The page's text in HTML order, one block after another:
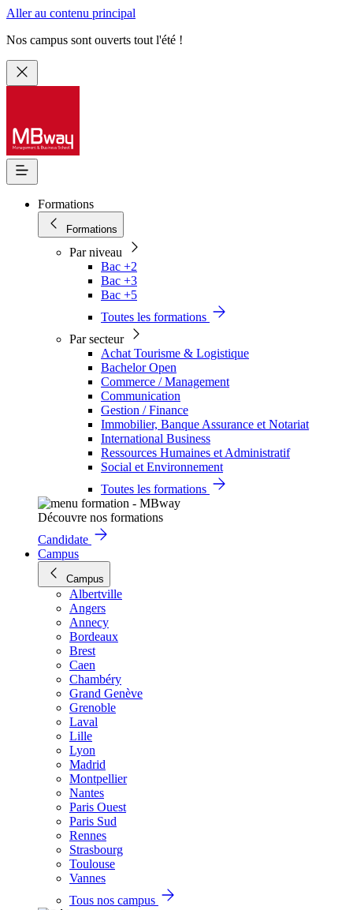
Aller au contenu principal
Nos campus sont ouverts tout l'été !
Formations
Formations
Par niveau
Bac +2
Bac +3
Bac +5
Toutes les formations
Par secteur
Achat Tourisme & Logistique
Bachelor Open
Commerce / Management
Communication
Gestion / Finance
Immobilier, Banque Assurance et Notariat
International Business
Ressources Humaines et Administratif
Social et Environnement
Toutes les formations
Découvre nos formations
Candidate
Campus
Campus
Albertville
Angers
Annecy
Bordeaux
Brest
Caen
Chambéry
Grand Genève
Grenoble
Laval
Lille
Lyon
Madrid
Montpellier
Nantes
Paris Ouest
Paris Sud
Rennes
Strasbourg
Toulouse
Vannes
Tous nos campus